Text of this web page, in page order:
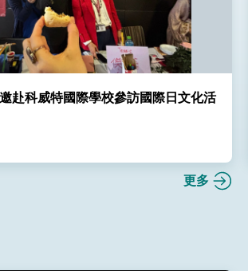
赴科威特國際學校參訪國際日文化活
更多